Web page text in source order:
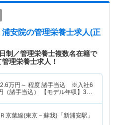
浦安院の管理栄養士求人(正
制／管理栄養士複数名在籍で
理栄養士求人！
万円～ 程度 諸手当込 ※入社6
諸手当込） 【モデル年収】 304
Ｒ京葉線(東京－蘇我)「新浦安駅」